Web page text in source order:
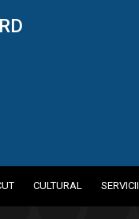
CULTURAL SERVICII